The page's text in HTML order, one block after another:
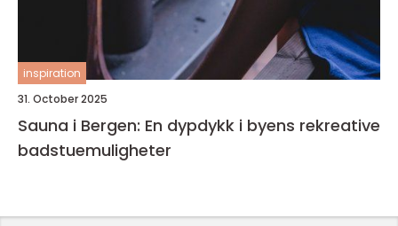
inspiration
31. October 2025
Sauna i Bergen: En dypdykk i byens rekreative
badstuemuligheter